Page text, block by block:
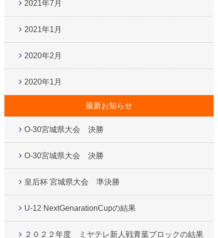
2021年7月
2021年1月
2020年2月
2020年1月
最新お知らせ
O-30宮城県大会 決勝
O-30宮城県大会 決勝
皇后杯 宮城県大会 準決勝
U-12 NextGenarationCupの結果
２０２２年度 ミヤテレ新人戦青葉ブロックの結果